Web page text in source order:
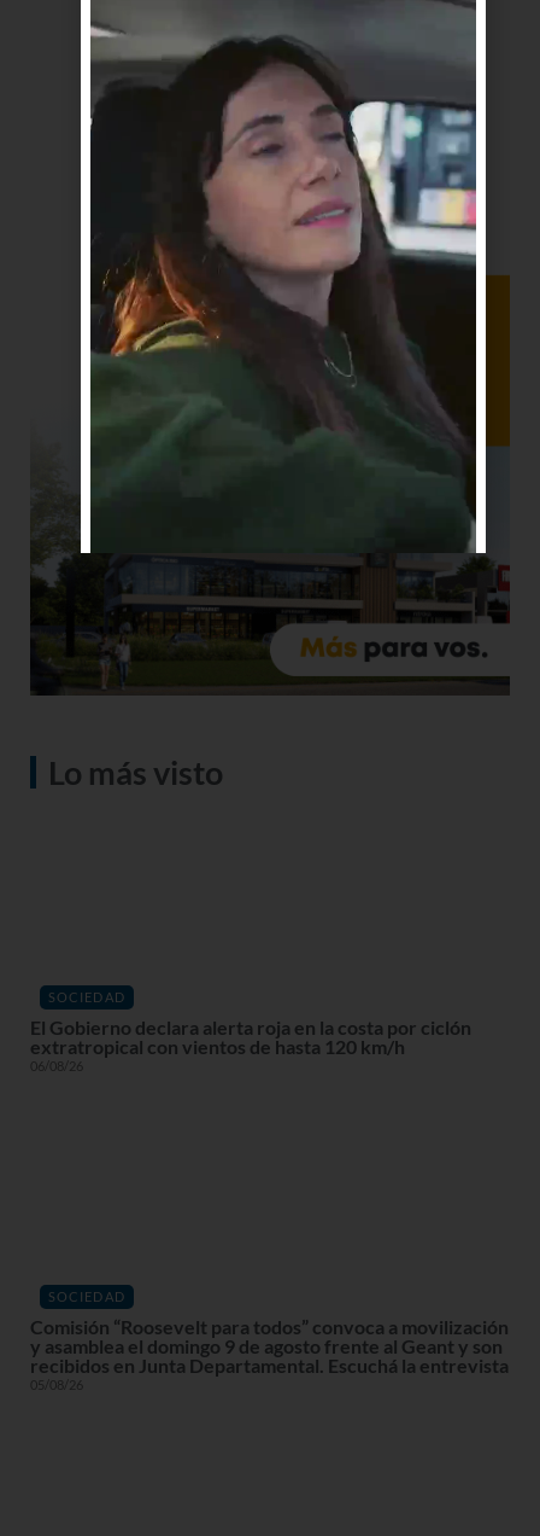
Lo más visto
SOCIEDAD
El Gobierno declara alerta roja en la costa por ciclón
extratropical con vientos de hasta 120 km/h
06/08/26
SOCIEDAD
Comisión “Roosevelt para todos” convoca a movilización
y asamblea el domingo 9 de agosto frente al Geant y son
recibidos en Junta Departamental. Escuchá la entrevista
05/08/26